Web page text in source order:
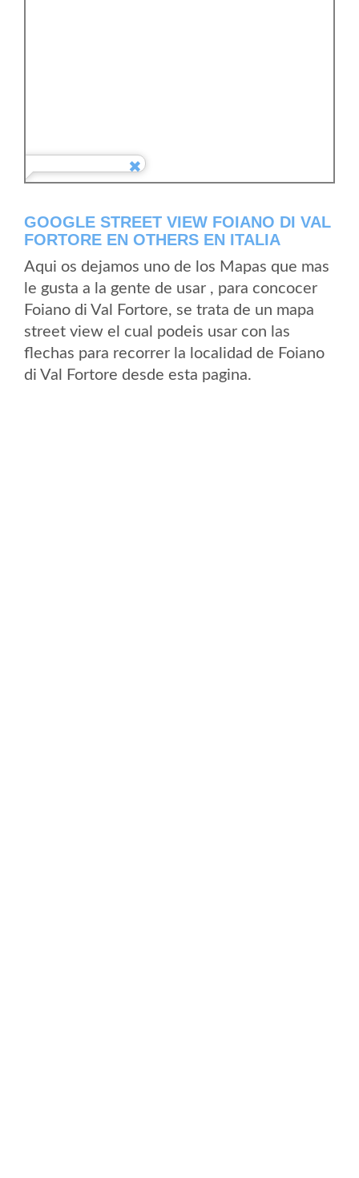
GOOGLE STREET VIEW FOIANO DI VAL
FORTORE EN OTHERS EN ITALIA
Aqui os dejamos uno de los Mapas que mas
le gusta a la gente de usar , para concocer
Foiano di Val Fortore, se trata de un mapa
street view el cual podeis usar con las
flechas para recorrer la localidad de Foiano
di Val Fortore desde esta pagina.